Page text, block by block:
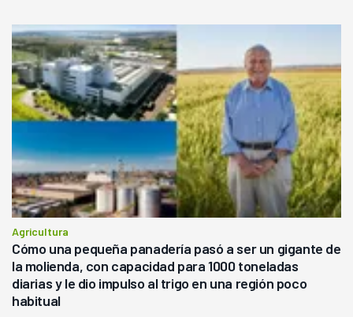
Agricultura
Cómo una pequeña panadería pasó a ser un gigante de
la molienda, con capacidad para 1000 toneladas
diarias y le dio impulso al trigo en una región poco
habitual